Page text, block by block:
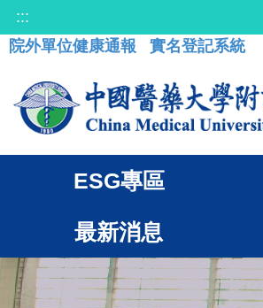
:::
院外單位健康通報
實名登記系統
ESG專區
最新消息